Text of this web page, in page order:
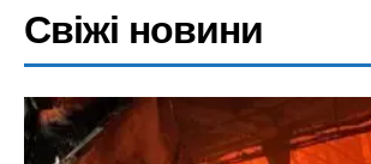
Свіжі новини